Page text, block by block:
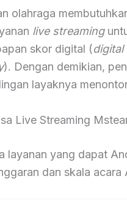
olahraga
live streaming
skor digital (
). Dengan demikian,
layaknya
Live Streaming
layanan yang dapat
dan skala acara